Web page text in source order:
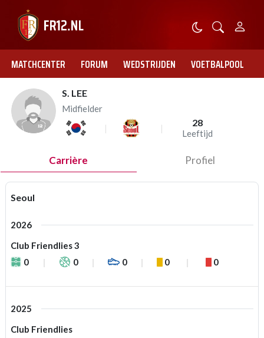
MATCHCENTER FORUM WEDSTRIJDEN VOETBALPOOL
S. LEE
Midfielder
28
Leeftijd
Carrière Profiel
Seoul
2026
Club Friendlies 3
0
0 0 0 0
2025
Club Friendlies